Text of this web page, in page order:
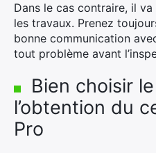
Dans le cas contraire, il
les travaux. Prenez
bonne communication
tout problème avant
Bien choisir
l’obtention du
Pro